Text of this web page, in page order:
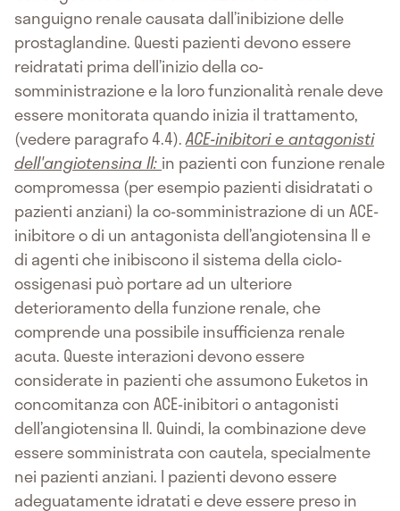
sanguigno renale causata dall’inibizione delle
prostaglandine. Questi pazienti devono essere
reidratati prima dell’inizio della co-
somministrazione e la loro funzionalità renale deve
essere monitorata quando inizia il trattamento,
(vedere paragrafo 4.4).ACE-inibitori e antagonisti
dell'angiotensina II: in pazienti con funzione renale
compromessa (per esempio pazienti disidratati o
pazienti anziani) la co-somministrazione di un ACE-
inibitore o di un antagonista dell’angiotensina II e
di agenti che inibiscono il sistema della ciclo-
ossigenasi può portare ad un ulteriore
deterioramento della funzione renale, che
comprende una possibile insufficienza renale
acuta. Queste interazioni devono essere
considerate in pazienti che assumono Euketos in
concomitanza con ACE-inibitori o antagonisti
dell’angiotensina II. Quindi, la combinazione deve
essere somministrata con cautela, specialmente
nei pazienti anziani. I pazienti devono essere
adeguatamente idratati e deve essere preso in